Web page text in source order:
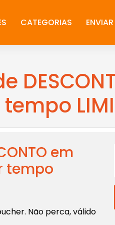
CATEGORIAS
em
tempo
Não perca, válido